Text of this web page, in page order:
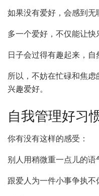
如果没有爱好，会感到无
多一个爱好，不仅能让快
日子会过得有趣起来，自
所以，不妨在忙碌和焦
兴趣爱好。
自我管理好习
你有没有这样的感受：
别人用稍微重一点儿的语
跟爱人为一件小事争执不